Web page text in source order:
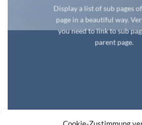
Display a list of sub pages
page in a beautiful way.
you need to link to sub
parent page.